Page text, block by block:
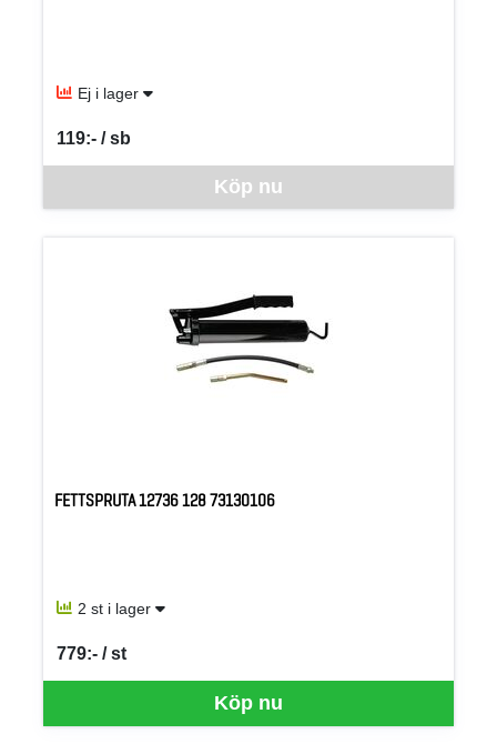
Ej i lager
Köp nu
119:- / sb
SEK per SB
FETTSPRUTA 12736 128 73130106
2 st i lager
Köp nu
779:- / st
SEK per ST